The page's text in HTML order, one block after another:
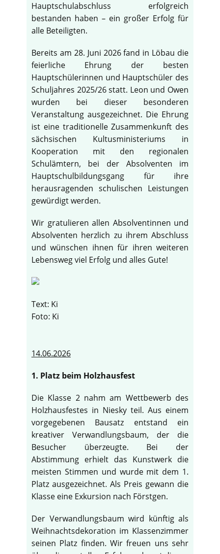
Hauptschulabschluss erfolgreich
bestanden haben – ein großer Erfolg für
alle Beteiligten.
Bereits am 28. Juni 2026 fand in Löbau die
feierliche Ehrung der besten
Hauptschülerinnen und Hauptschüler des
Schuljahres 2025/26 statt. Leon und Owen
wurden bei dieser besonderen
Veranstaltung ausgezeichnet. Die Ehrung
ist eine traditionelle Zusammenkunft des
sächsischen Kultusministeriums in
Kooperation mit den regionalen
Schulämtern, bei der Absolventen im
Hauptschulbildungsgang für ihre
herausragenden schulischen Leistungen
gewürdigt werden.
Wir gratulieren allen Absolventinnen und
Absolventen herzlich zu ihrem Abschluss
und wünschen ihnen für ihren weiteren
Lebensweg viel Erfolg und alles Gute!
Text: Ki
Foto: Ki
14.06.2026
1. Platz beim Holzhausfest
Die Klasse 2 nahm am Wettbewerb des
Holzhausfestes in Niesky teil. Aus einem
vorgegebenen Bausatz entstand ein
kreativer Verwandlungsbaum, der die
Besucher überzeugte. Bei der
Abstimmung erhielt das Kunstwerk die
meisten Stimmen und wurde mit dem 1.
Platz ausgezeichnet. Als Preis gewann die
Klasse eine Exkursion nach Förstgen.
Der Verwandlungsbaum wird künftig als
Weihnachtsdekoration im Klassenzimmer
seinen Platz finden. Wir freuen uns sehr